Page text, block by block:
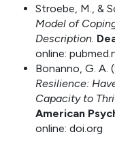
Stroebe, M., &
Model of
Description.
online:
Bonanno, G. A.
Resilience:
Capacity to
American
online: doi.org